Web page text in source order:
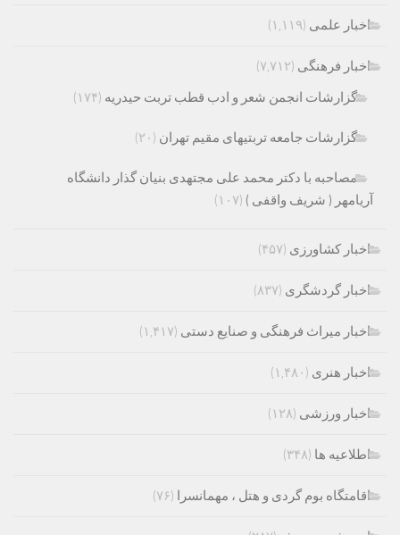
اخبار علمی (۱,۱۱۹)
اخبار فرهنگی (۷,۷۱۲)
گزارشات انجمن شعر و ادب قطب تربت حیدریه (۱۷۴)
گزارشات جامعه تربتیهای مقیم تهران (۲۰)
مصاحبه با دکتر محمد علی مجتهدی بنیان گذار دانشگاه
آریامهر ( شریف واقفی ) (۱۰۷)
اخبار کشاورزی (۴۵۷)
اخبار گردشگری (۸۳۷)
اخبار میراث فرهنگی و صنایع دستی (۱,۴۱۷)
اخبار هنری (۱,۴۸۰)
اخبار ورزشی (۱۲۸)
اطلاعیه ها (۳۴۸)
اقامتگاه بوم گردی و هتل ، مهمانسرا (۷۶)